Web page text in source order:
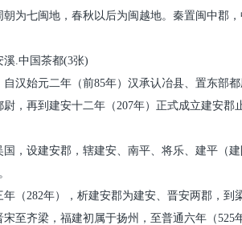
朝为七闽地，春秋以后为闽越地。秦置闽中郡
溪 中国茶都(3张)
自汉始元二年（前85年）汉承认冶县、置东部
尉，再到建安十二年（ 207年）正式成立建安郡
国，设建安郡，辖建安、南平、将乐、建平（
年（ 282年），析建安郡为建安、晋安两郡，到
宋至齐梁，福建初属于扬州，至普通六年（525